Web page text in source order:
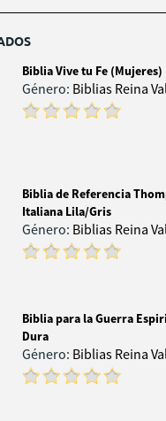
Biblia Vive tu Fe (Mujeres)
Género: Biblias Reina
Biblia de Referencia
Italiana Lila/Gris
Género: Biblias Reina
Biblia para la Guerra
Dura
Género: Biblias Reina